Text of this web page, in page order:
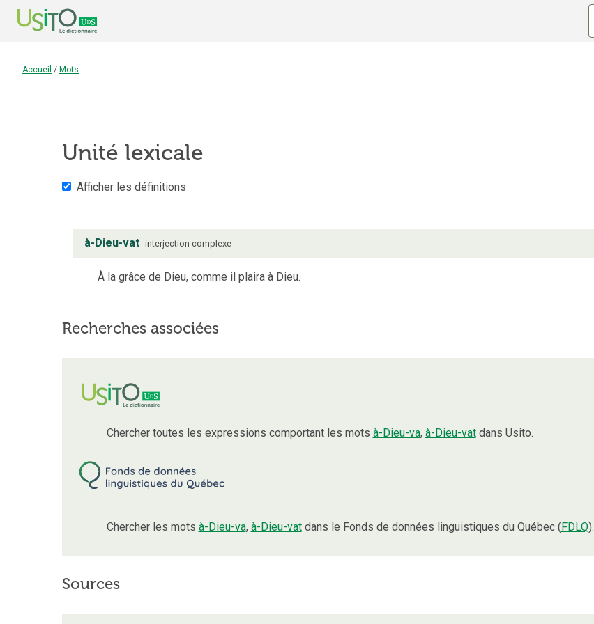
Accueil / Mots
Unité lexicale
Afficher les définitions
à-Dieu-vat interjection complexe
À la grâce de Dieu, comme il plaira à Dieu.
Recherches associées
Chercher toutes les expressions comportant les mots à-Dieu-va, à-Dieu-vatdans Usito.
Chercher les mots à-Dieu-va, à-Dieu-vatdans le Fonds de données linguistiques du Québec (FDLQ).
Sources